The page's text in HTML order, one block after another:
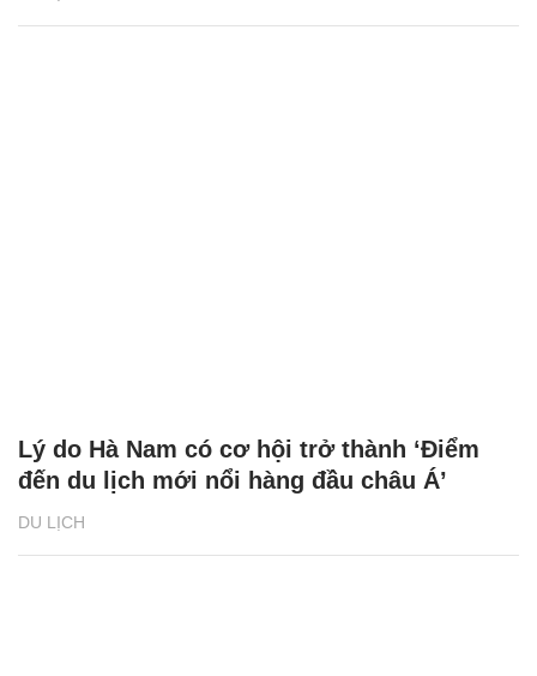
DU LỊCH
Lý do Hà Nam có cơ hội trở thành ‘Điểm
đến du lịch mới nổi hàng đầu châu Á’